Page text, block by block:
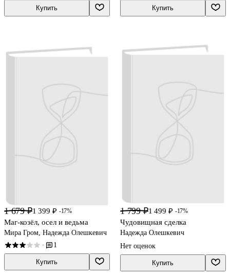
Купить Купить
1 679 ₽1 399 ₽ -17%
Маг-козёл, осел и ведьма
Мира Гром, Надежда Олешкевич
· 1
Купить
1 799 ₽1 499 ₽ -17%
Чудовищная сделка
Надежда Олешкевич
Нет оценок
Купить